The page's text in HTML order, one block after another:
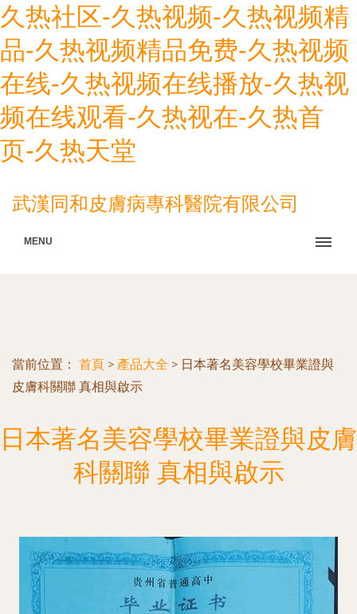
久热社区-久热视频-久热视频精
品-久热视频精品免费-久热视频
在线-久热视频在线播放-久热视
频在线观看-久热视在-久热首
页-久热天堂
武漢同和皮膚病專科醫院有限公司
MENU
當前位置： 首頁 > 產品大全 > 日本著名美容學校畢業證與
皮膚科關聯 真相與啟示
日本著名美容學校畢業證與皮膚
科關聯 真相與啟示